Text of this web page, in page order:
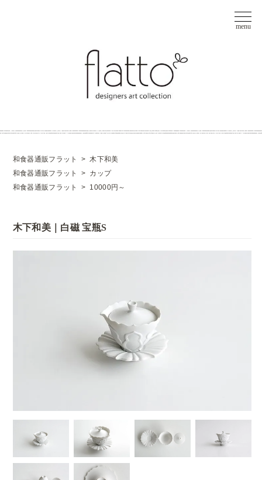
和食器通販フラット >木下和美
和食器通販フラット
> カップ
和食器通販フラット
> 10000円～
木下和美｜白磁 宝瓶S